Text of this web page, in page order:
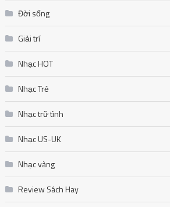
Đời sống
Giải trí
Nhạc HOT
Nhạc Trẻ
Nhạc trữ tình
Nhạc US-UK
Nhạc vàng
Review Sách Hay